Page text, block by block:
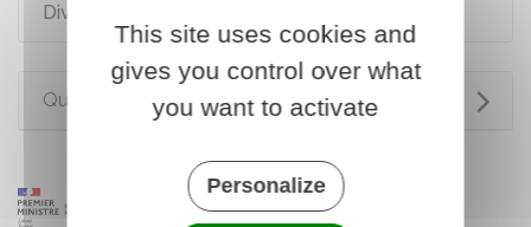
Divorce, séparation de corps
Questions ? Réponses !
This site uses cookies and
gives you control over what
you want to activate
Personalize